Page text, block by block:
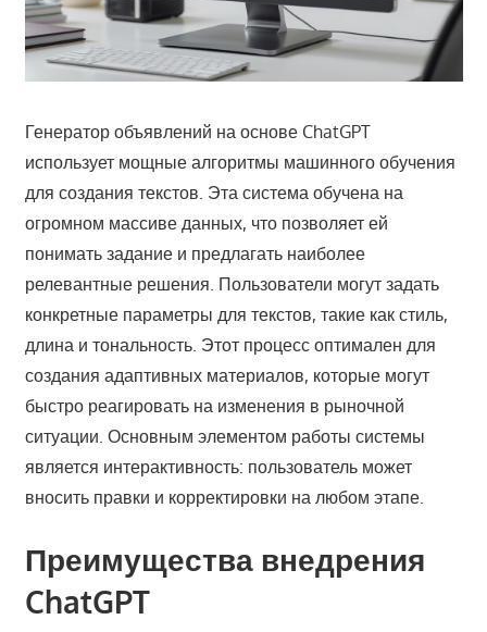
Генератор объявлений на основе ChatGPT
использует мощные алгоритмы машинного обучения
для создания текстов. Эта система обучена на
огромном массиве данных, что позволяет ей
понимать задание и предлагать наиболее
релевантные решения. Пользователи могут задать
конкретные параметры для текстов, такие как стиль,
длина и тональность. Этот процесс оптимален для
создания адаптивных материалов, которые могут
быстро реагировать на изменения в рыночной
ситуации. Основным элементом работы системы
является интерактивность: пользователь может
вносить правки и корректировки на любом этапе.
Преимущества внедрения
ChatGPT